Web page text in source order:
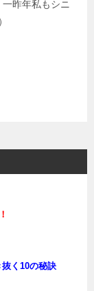
昨年私もシニ
く10の秘訣